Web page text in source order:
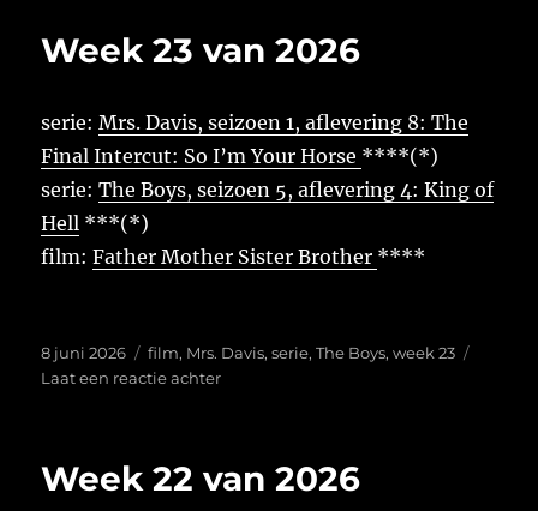
2026
Week 23 van 2026
serie:Mrs. Davis, seizoen 1, aflevering 8: The
Final Intercut: So I’m Your Horse ****(*)
serie:The Boys, seizoen 5, aflevering 4: King of
Hell ***(*)
film:Father Mother Sister Brother ****
Geplaatst
op
8 juni 2026 Tags
film, Mrs. Davis,serie,The Boys,week 23
Laat een reactie achterop
2026
Week 22 van 2026